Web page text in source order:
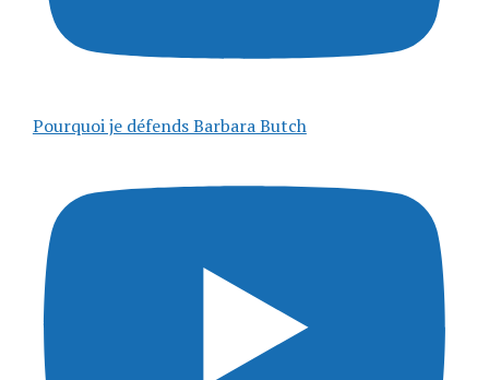
Pourquoi je défends Barbara Butch